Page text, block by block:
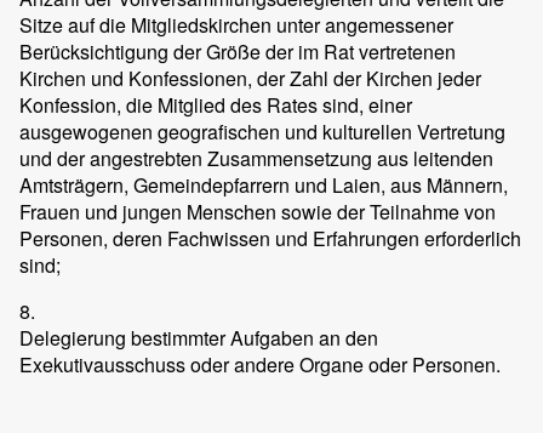
Sitze auf die Mitgliedskirchen unter angemessener
Berücksichtigung der Größe der im Rat vertretenen
Kirchen und Konfessionen, der Zahl der Kirchen jeder
Konfession, die Mitglied des Rates sind, einer
ausgewogenen geografischen und kulturellen Vertretung
und der angestrebten Zusammensetzung aus leitenden
Amtsträgern, Gemeindepfarrern und Laien, aus Männern,
Frauen und jungen Menschen sowie der Teilnahme von
Personen, deren Fachwissen und Erfahrungen erforderlich
sind;
8.
Delegierung bestimmter Aufgaben an den
Exekutivausschuss oder andere Organe oder Personen.